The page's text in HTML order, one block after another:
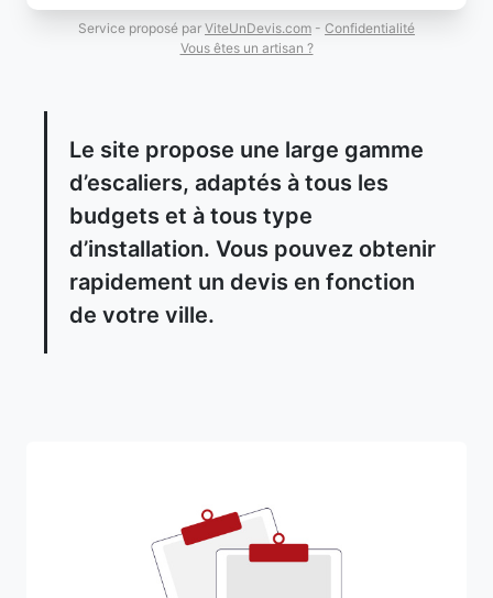
Service proposé par ViteUnDevis.com - Confidentialité
Vous êtes un artisan ?
Le site propose une large gamme
d’escaliers, adaptés à tous les
budgets et à tous type
d’installation. Vous pouvez obtenir
rapidement un devis en fonction
de votre ville.